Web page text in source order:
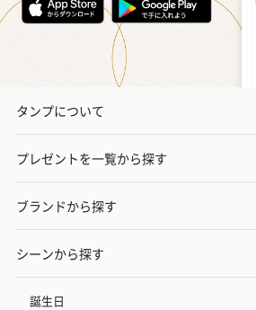
タンプについて
プレゼントを一覧から探す
ブランドから探す
シーンから探す
誕生日